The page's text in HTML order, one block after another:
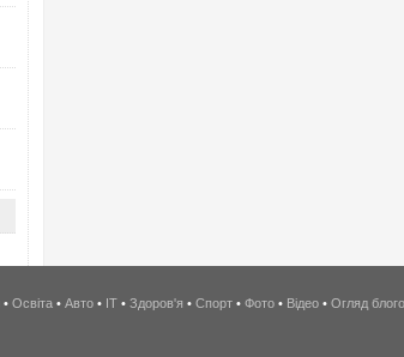
• Освіта • Авто • IT • Здоров'я • Спорт • Фото • Відео • Огляд